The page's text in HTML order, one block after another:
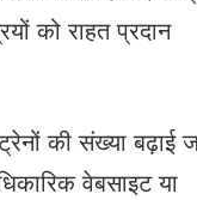
को राहत प्रदान
की संख्या बढ़ाई
वेबसाइट या